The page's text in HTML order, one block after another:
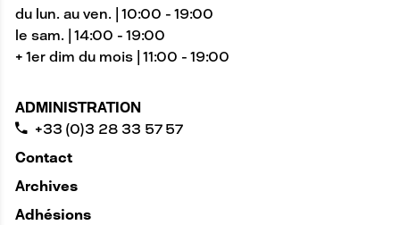
du lun. au ven. | 10:00 - 19:00
le sam. | 14:00 - 19:00
+ 1er dim du mois | 11:00 - 19:00
ADMINISTRATION
+33 (0)3 28 33 57 57
Contact
Archives
Adhésions